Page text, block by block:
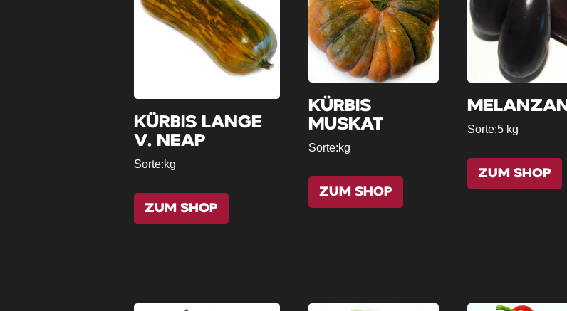
KÜRBIS LANGE
V. NEAP
Sorte:kg
ZUM SHOP
KÜRBIS
MUSKAT
Sorte:kg
ZUM SHOP
MELANZANI
Sorte:5 kg
ZUM SHOP